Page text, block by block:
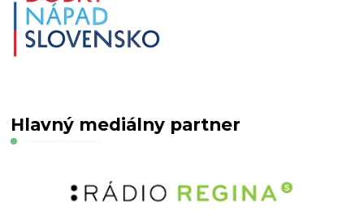
Hlavný mediálny partner